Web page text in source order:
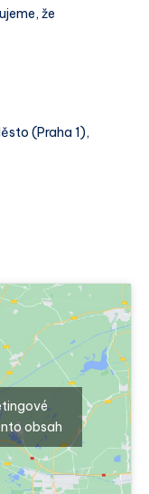
že
(Praha 1),
obsah